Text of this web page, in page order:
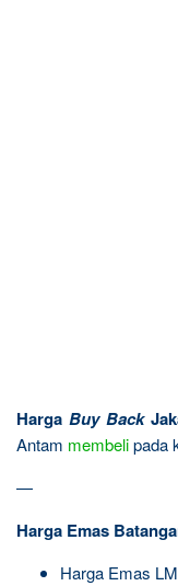
Harga Buy Back
Antam membelipada
—
Harga Emas
Harga Emas